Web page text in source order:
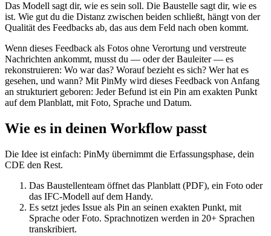
Das Modell sagt dir, wie es sein soll. Die Baustelle sagt dir, wie es
ist. Wie gut du die Distanz zwischen beiden schließt, hängt von der
Qualität des Feedbacks ab, das aus dem Feld nach oben kommt.
Wenn dieses Feedback als Fotos ohne Verortung und verstreute
Nachrichten ankommt, musst du — oder der Bauleiter — es
rekonstruieren: Wo war das? Worauf bezieht es sich? Wer hat es
gesehen, und wann? Mit PinMy wird dieses Feedback von Anfang
an strukturiert geboren: Jeder Befund ist ein Pin am exakten Punkt
auf dem Planblatt, mit Foto, Sprache und Datum.
Wie es in deinen Workflow passt
Die Idee ist einfach: PinMy übernimmt die Erfassungsphase, dein
CDE den Rest.
Das Baustellenteam öffnet das Planblatt (PDF), ein Foto oder
das IFC-Modell auf dem Handy.
Es setzt jedes Issue als Pin an seinen exakten Punkt, mit
Sprache oder Foto. Sprachnotizen werden in 20+ Sprachen
transkribiert.